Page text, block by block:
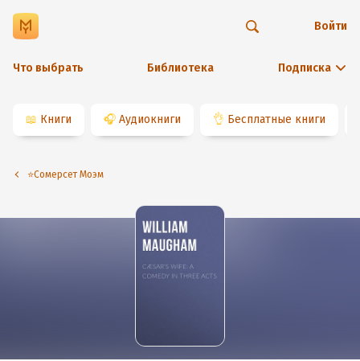
Что выбрать Библиотека Подписка
Войти
📖 Книги 🎧 Аудиокниги 👌 Бесплатные книги
⭐️Сомерсет Моэм